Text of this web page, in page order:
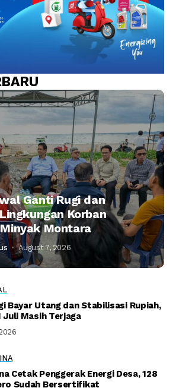
Ganti Rugi dan
Korban
Montara
August 7, 2026
Bayar Utang dan Stabilisasi Rupiah,
Juli Masih Terjaga
Cetak Penggerak Energi Desa, 128
Sudah Bersertifikat